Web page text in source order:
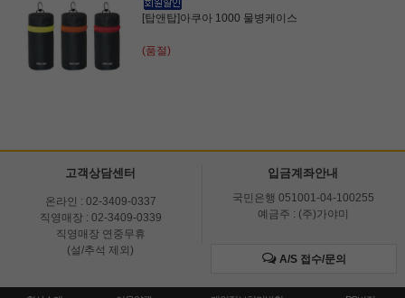
[탑앤탑]아쿠아 1000 물병케이스
(품절)
고객상담센터
온라인 : 02-3409-0337
직영매장 : 02-3409-0339
직영매장 연중무휴
(설/추석 제외)
입금계좌안내
국민은행 051001-04-100255
예금주 : (주)가야미
A/S 접수/문의